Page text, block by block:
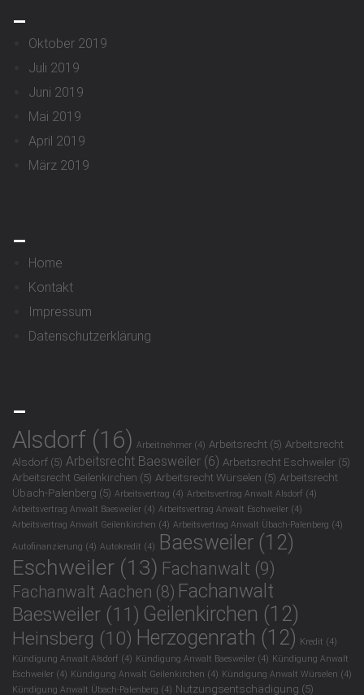
Oktober 2019
Juli 2019
Juni 2019
Mai 2019
April 2019
März 2019
Home
Kontakt
Impressum
Datenschutzerklärung
Alsdorf (16) Arbeitnehmer (4) Arbeitsrecht (5) Arbeitsrecht
Alsdorf (5) Arbeitsrecht Baesweiler (6) Arbeitsrecht Eschweiler (5)
Arbeitsrecht Geilenkirchen (5) Arbeitsrecht Würselen (5) Arbeitsrecht
Übach-Palenberg (5) Arbeitsvertrag (4) Arbeitsvertrag Anwalt Alsdorf (4)
Arbeitsvertrag Anwalt Baesweiler (4) Arbeitsvertrag Anwalt Eschweiler (4)
Arbeitsvertrag Anwalt Geilenkirchen (4) Arbeitsvertrag Anwalt Übach-Palenberg (4)
Autofinanzierung (4) Autokredit (4) Baesweiler (12)
Eschweiler (13) Fachanwalt (9)
Fachanwalt Aachen (8) Fachanwalt
Baesweiler (11) Geilenkirchen (12)
Heinsberg (10) Herzogenrath (12) Kredit (4)
Kündigung Anwalt Alsdorf (4) Kündigung Anwalt Baesweiler (4) Kündigung Anwalt
Eschweiler (4) Kündigung Anwalt Geilenkirchen (4) Kündigung Anwalt Würselen (4)
Kündigung Anwalt Übach-Palenberg (4) Nutzungsentschädigung (5)